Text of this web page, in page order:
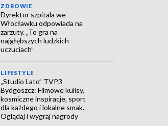
ZDROWIE
Dyrektor szpitala we
Włocławku odpowiada na
zarzuty. „To gra na
najgłębszych ludzkich
uczuciach”
LIFESTYLE
„Studio Lato” TVP3
Bydgoszcz: Filmowe kulisy,
kosmiczne inspiracje, sport
dla każdego i lokalne smak.
Oglądaj i wygraj nagrody